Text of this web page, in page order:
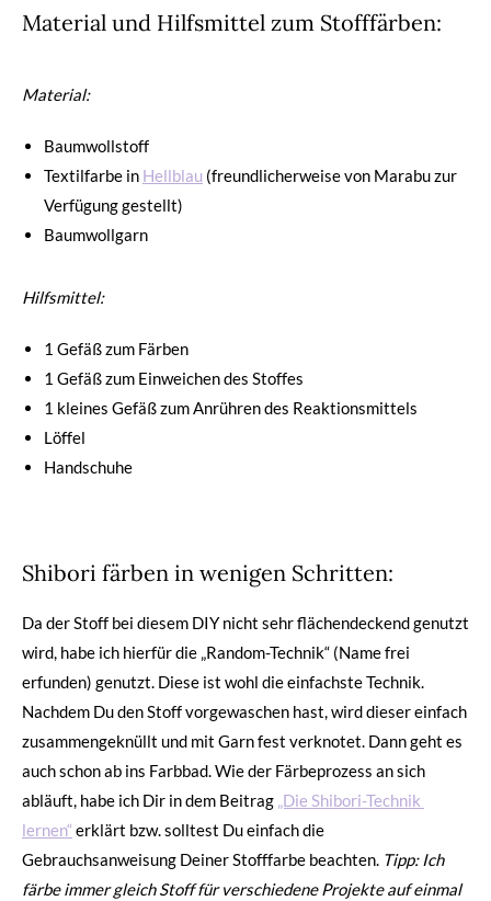
Material und Hilfsmittel zum Stofffärben:
Material:
Baumwollstoff
Textilfarbe in Hellblau (freundlicherweise von Marabu zur
Verfügung gestellt)
Baumwollgarn
Hilfsmittel:
1 Gefäß zum Färben
1 Gefäß zum Einweichen des Stoffes
1 kleines Gefäß zum Anrühren des Reaktionsmittels
Löffel
Handschuhe
Shibori färben in wenigen Schritten:
Da der Stoff bei diesem DIY nicht sehr flächendeckend genutzt
wird, habe ich hierfür die „Random-Technik“ (Name frei
erfunden) genutzt. Diese ist wohl die einfachste Technik.
Nachdem Du den Stoff vorgewaschen hast, wird dieser einfach
zusammengeknüllt und mit Garn fest verknotet. Dann geht es
auch schon ab ins Farbbad. Wie der Färbeprozess an sich
abläuft, habe ich Dir in dem Beitrag „Die Shibori-Technik
lernen“ erklärt bzw. solltest Du einfach die
Gebrauchsanweisung Deiner Stofffarbe beachten. Tipp: Ich
färbe immer gleich Stoff für verschiedene Projekte auf einmal